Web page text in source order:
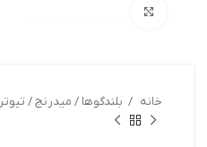
خانه بلندگوها / میدرنج / تیوتر